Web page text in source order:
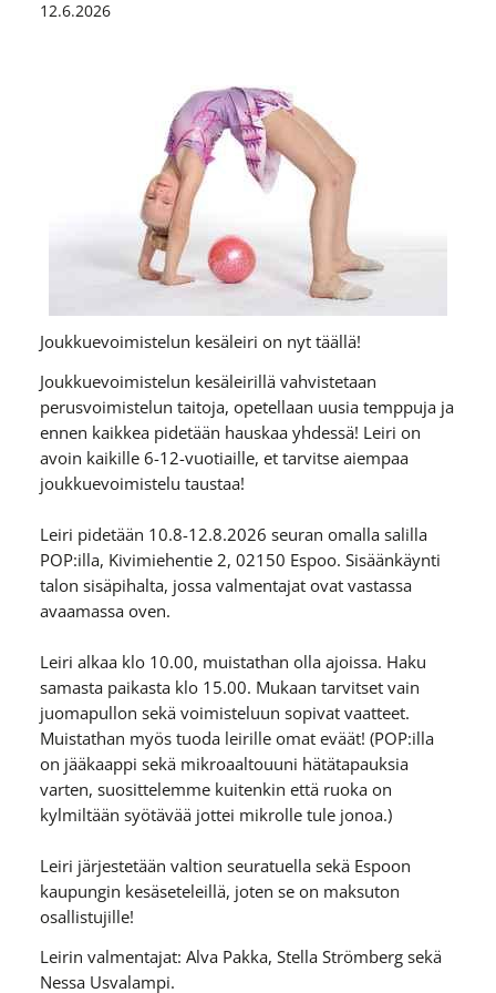
12.6.2026
Joukkuevoimistelun kesäleiri on nyt täällä!
Joukkuevoimistelun kesäleirillä vahvistetaan
perusvoimistelun taitoja, opetellaan uusia temppuja ja
ennen kaikkea pidetään hauskaa yhdessä! Leiri on
avoin kaikille 6-12-vuotiaille, et tarvitse aiempaa
joukkuevoimistelu taustaa!
Leiri pidetään 10.8-12.8.2026 seuran omalla salilla
POP:illa, Kivimiehentie 2, 02150 Espoo. Sisäänkäynti
talon sisäpihalta, jossa valmentajat ovat vastassa
avaamassa oven.
Leiri alkaa klo 10.00, muistathan olla ajoissa. Haku
samasta paikasta klo 15.00. Mukaan tarvitset vain
juomapullon sekä voimisteluun sopivat vaatteet.
Muistathan myös tuoda leirille omat eväät! (POP:illa
on jääkaappi sekä mikroaaltouuni hätätapauksia
varten, suosittelemme kuitenkin että ruoka on
kylmiltään syötävää jottei mikrolle tule jonoa.)
Leiri järjestetään valtion seuratuella sekä Espoon
kaupungin kesäseteleillä, joten se on maksuton
osallistujille!
Leirin valmentajat: Alva Pakka, Stella Strömberg sekä
Nessa Usvalampi.